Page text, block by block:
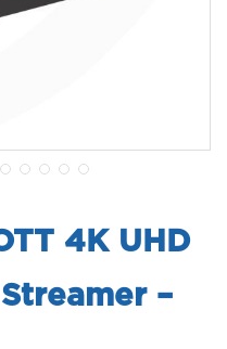
4K UHD
–